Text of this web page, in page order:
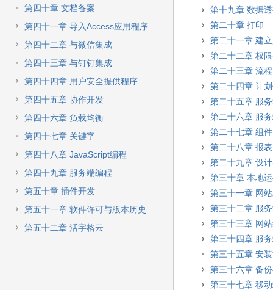
第四十章 文档备案
第四十一章 导入Access应用程序
第四十二章 与微信集成
第四十三章 与钉钉集成
第四十四章 用户安全提供程序
第四十五章 协作开发
第四十六章 负载均衡
第四十七章 关键字
第四十八章 JavaScript编程
第四十九章 服务端编程
第五十章 插件开发
第五十一章 软件许可与版本历史
第五十二章 活字格云
第十九章 数据
第二十章 打印
第二十一章 建
第二十二章 权
第二十三章 流程
第二十四章 计
第二十五章 服
第二十六章 服
第二十七章 组件
第二十八章 报表
第二十九章 设
第三十章 本地
第三十一章 网
第三十二章 服
第三十三章 网
第三十四章 服
第三十五章 安
第三十六章 备
第三十七章 移